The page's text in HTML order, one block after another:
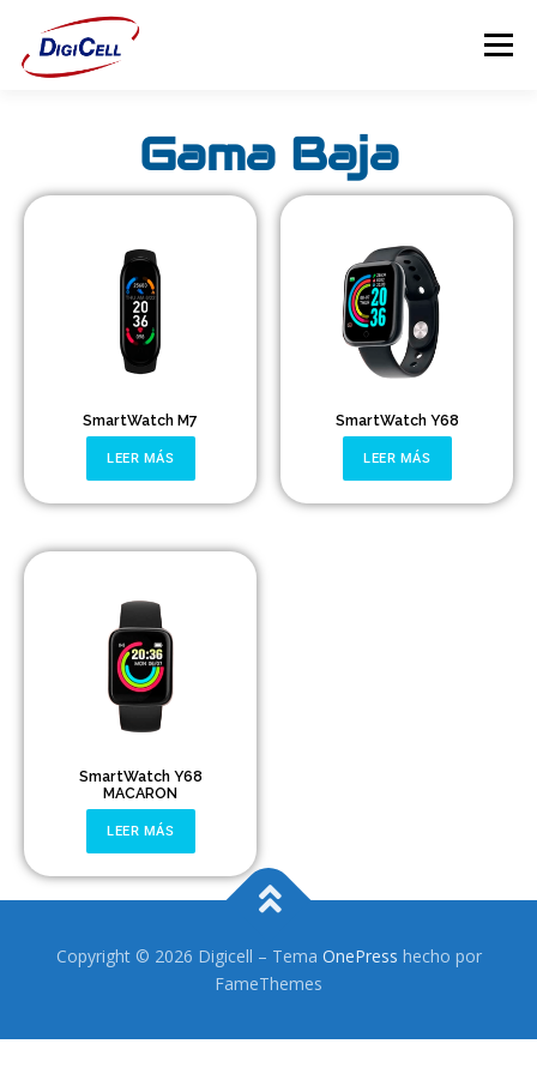
Menú
>>> ¡FUNDAS MAGNET! <<<
Soportes
Headsets Gamer
Headsets Inalambricos
Smartwatches
Auriculares TWS
Cargadores
Amplificadores
Repuestos
Gama Baja
SmartWatch M7
LEER MÁS
SmartWatch Y68
LEER MÁS
SmartWatch Y68
MACARON
LEER MÁS
Copyright © 2026 Digicell – Tema OnePress hecho por
FameThemes